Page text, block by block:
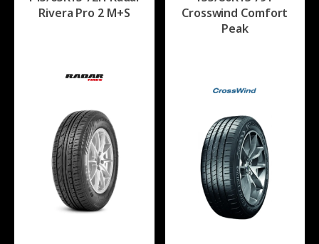
Rivera Pro 2 M+S
Crosswind Comfort
Peak